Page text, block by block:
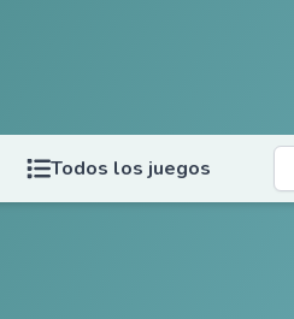
Todos los juegos